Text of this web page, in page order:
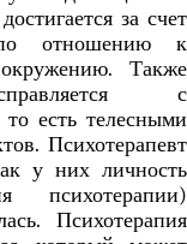
за счет
по отношению к
Также
с
то есть телесными
Психотерапевт
у них личность
психотерапии)
Психотерапия